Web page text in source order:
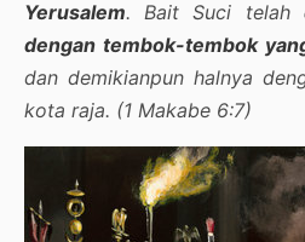
Yerusalem. Bait Suci telah
dengan tembok-tembok
dan demikianpun halnya
kota raja. (1 Makabe 6:7)